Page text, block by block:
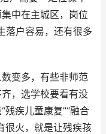
中在主城区，岗位
户容易，还有很多
变多，有些非师范
，选学校要看有没
疾儿童康复”“融合
火，就是让残疾孩